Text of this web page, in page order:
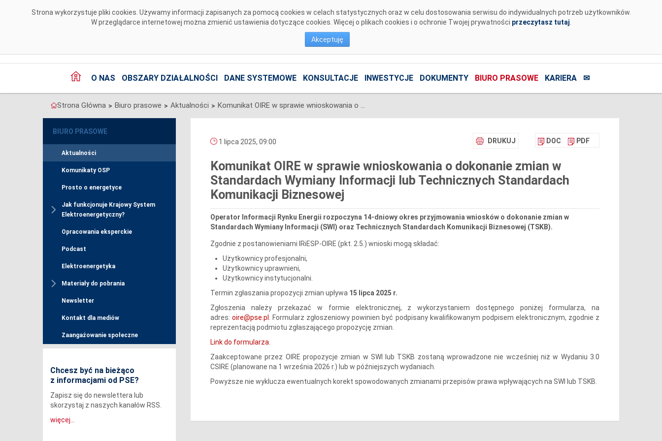
Strona wykorzystuje pliki cookies. Używamy informacji zapisanych za pomocą cookies w celach statystycznych oraz w celu dostosowania serwisu do indywidualnych potrzeb użytkowników.
W przeglądarce internetowej można zmienić ustawienia dotyczące cookies. Więcej o plikach cookies i o ochronie Twojej prywatności przeczytasz tutaj
Akceptuję
O NAS OBSZARY DZIAŁALNOŚCI DANE SYSTEMOWE KONSULTACJE INWESTYCJE DOKUMENTY BIURO PRASOWE KARIERA ✉
Strona Główna > Biuro prasowe > Aktualności > Komunikat OIRE w sprawie wnioskowania o dokonanie zmian w Standardach Wymiany Informacji lub Technicznych Standardach Komunikacji Biznesowej
BIURO PRASOWE
Aktualności
Komunikaty OSP
Prosto o energetyce
Jak funkcjonuje Krajowy System
Elektroenergetyczny?
Opracowania eksperckie
Podcast
Elektroenergetyka
Materiały do pobrania
Newsletter
Kontakt dla mediów
Zaangażowanie społeczne
Chcesz być na bieżąco
z informacjami od PSE?
Zapisz się do newslettera lub
skorzystaj z naszych kanałów RSS.
więcej...
DRUKUJ DOC PDF
1 lipca 2025, 09:00
Komunikat OIRE w sprawie wnioskowania o dokonanie zmian w
Standardach Wymiany Informacji lub Technicznych Standardach
Komunikacji Biznesowej
Operator Informacji Rynku Energii rozpoczyna 14-dniowy okres przyjmowania wniosków o dokonanie zmian w
Standardach Wymiany Informacji (SWI) oraz Technicznych Standardach Komunikacji Biznesowej (TSKB).
Zgodnie z postanowieniami IRiESP-OIRE (pkt. 2.5.) wnioski mogą składać:
Użytkownicy profesjonalni,
Użytkownicy uprawnieni,
Użytkownicy instytucjonalni.
Termin zgłaszania propozycji zmian upływa 15 lipca 2025 r.
Zgłoszenia należy przekazać w formie elektronicznej, z wykorzystaniem dostępnego poniżej formularza, na
adres:oire@pse.pl
. Formularz zgłoszeniowy powinien być podpisany kwalifikowanym podpisem elektronicznym, zgodnie z
reprezentacją podmiotu zgłaszającego propozycję zmian.
Link do formularza
Zaakceptowane przez OIRE propozycje zmian w SWI lub TSKB zostaną wprowadzone nie wcześniej niż w Wydaniu 3.0
CSIRE (planowane na 1 września 2026 r.) lub w późniejszych wydaniach.
Powyższe nie wyklucza ewentualnych korekt spowodowanych zmianami przepisów prawa wpływających na SWI lub TSKB.